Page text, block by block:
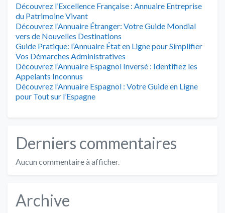
Découvrez l’Excellence Française : Annuaire Entreprise
du Patrimoine Vivant
Découvrez l’Annuaire Étranger: Votre Guide Mondial
vers de Nouvelles Destinations
Guide Pratique: l’Annuaire État en Ligne pour Simplifier
Vos Démarches Administratives
Découvrez l’Annuaire Espagnol Inversé : Identifiez les
Appelants Inconnus
Découvrez l’Annuaire Espagnol : Votre Guide en Ligne
pour Tout sur l’Espagne
Derniers commentaires
Aucun commentaire à afficher.
Archive